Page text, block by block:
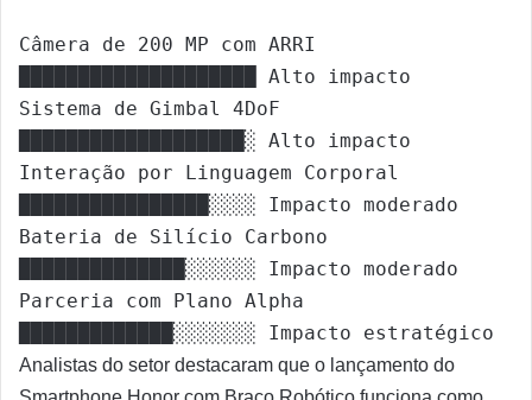
Câmera de 200 MP com ARRI
████████████████████ Alto impacto
Sistema de Gimbal 4DoF
███████████████████░ Alto impacto
Interação por Linguagem Corporal
████████████████░░░░ Impacto moderado
Bateria de Silício Carbono
██████████████░░░░░░ Impacto moderado
Parceria com Plano Alpha
Analistas do setor destacaram que o lançamento do